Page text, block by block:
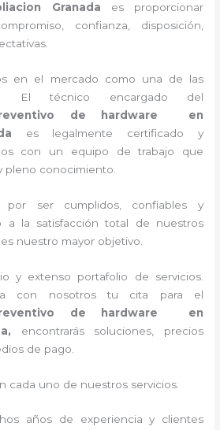
Granada es proporcionar
confianza, disposición,
en el mercado como una de las
El técnico encargado del
de hardware en
es legalmente certificado y
con un equipo de trabajo que
pleno conocimiento.
por ser cumplidos, confiables y
a la satisfacción total de nuestros
nuestro mayor objetivo.
y extenso portafolio de servicios.
con nosotros tu cita para el
de hardware en
encontrarás soluciones, precios
de pago.
cada uno de nuestros servicios.
años de experiencia y clientes